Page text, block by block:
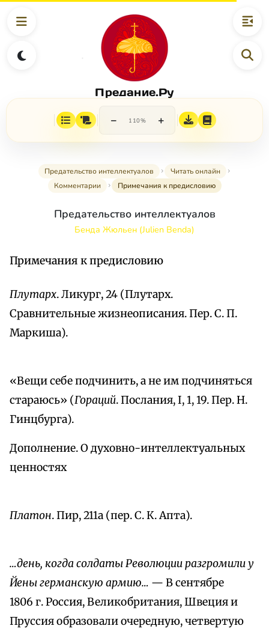
Предание.Ру
− 110% +
Предательство интеллектуалов
Читать онлайн
Комментарии
Примечания к предисловию
Предательство интеллектуалов
Бенда Жюльен (Julien Benda)
Примечания к предисловию
Плутарх. Ликург, 24 (Плутарх.
Сравнительные жизнеописания. Пер. С. П.
Маркиша).
«Вещи себе подчинить, а не им подчиняться
стараюсь» (Гораций. Послания, I, 1, 19. Пер. Н.
Гинцбурга).
Дополнение. О духовно-интеллектуальных
ценностях
Платон. Пир, 211a (пер. С. К. Апта).
…день, когда солдаты Революции разгромили у
Йены германскую армию… — В сентябре
1806 г. Россия, Великобритания, Швеция и
Пруссия образовали очередную, четвертую